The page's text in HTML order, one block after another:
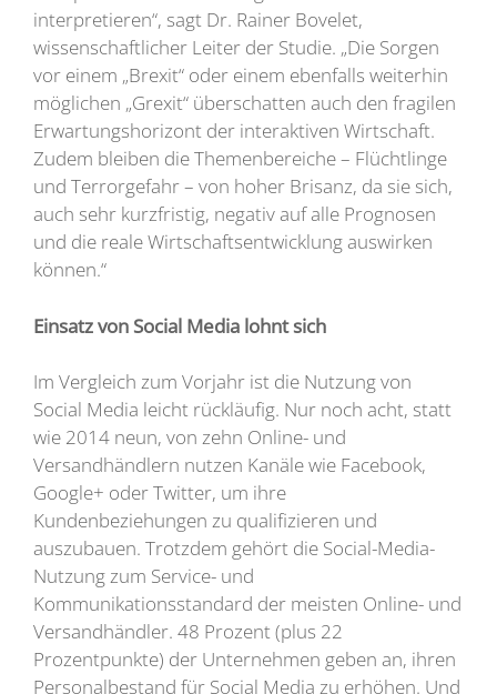
interpretieren“, sagt Dr. Rainer Bovelet,
wissenschaftlicher Leiter der Studie. „Die Sorgen
vor einem „Brexit“ oder einem ebenfalls weiterhin
möglichen „Grexit“ überschatten auch den fragilen
Erwartungshorizont der interaktiven Wirtschaft.
Zudem bleiben die Themenbereiche – Flüchtlinge
und Terrorgefahr – von hoher Brisanz, da sie sich,
auch sehr kurzfristig, negativ auf alle Prognosen
und die reale Wirtschaftsentwicklung auswirken
können.“
Einsatz von Social Media lohnt sich
Im Vergleich zum Vorjahr ist die Nutzung von
Social Media leicht rückläufig. Nur noch acht, statt
wie 2014 neun, von zehn Online- und
Versandhändlern nutzen Kanäle wie Facebook,
Google+ oder Twitter, um ihre
Kundenbeziehungen zu qualifizieren und
auszubauen. Trotzdem gehört die Social-Media-
Nutzung zum Service- und
Kommunikationsstandard der meisten Online- und
Versandhändler. 48 Prozent (plus 22
Prozentpunkte) der Unternehmen geben an, ihren
Personalbestand für Social Media zu erhöhen. Und